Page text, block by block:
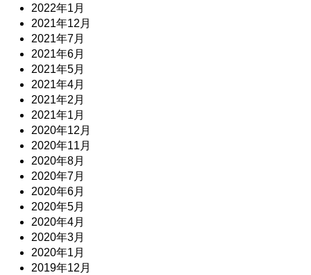
2022年1月
2021年12月
2021年7月
2021年6月
2021年5月
2021年4月
2021年2月
2021年1月
2020年12月
2020年11月
2020年8月
2020年7月
2020年6月
2020年5月
2020年4月
2020年3月
2020年1月
2019年12月